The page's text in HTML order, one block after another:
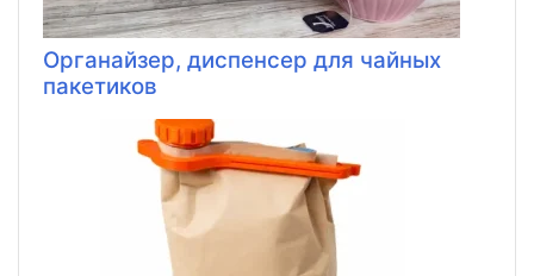
Органайзер, диспенсер для чайных
пакетиков